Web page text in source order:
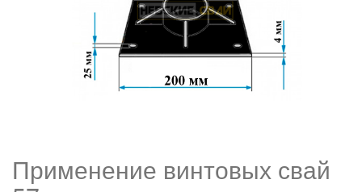
Применение винтовых свай